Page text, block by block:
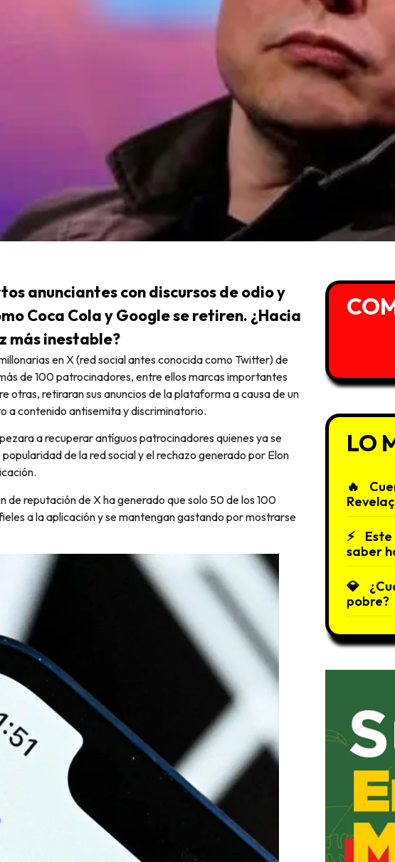
anunciantes con discursos de odio y
Coca Cola y Google se retiren. ¿Hacia
más inestable?
de 100 patrocinadores, entre ellos marcas importantes
retiraran sus anuncios de la plataforma a causa de un
a contenido antisemita y discriminatorio.
a recuperar antíguos patrocinadores quienes ya se
de la red social y el rechazo generado por Elon
de reputación de X ha generado que solo 50 de los 100
a la aplicación y se mantengan gastando por mostrarse
LO
saber
pobre?